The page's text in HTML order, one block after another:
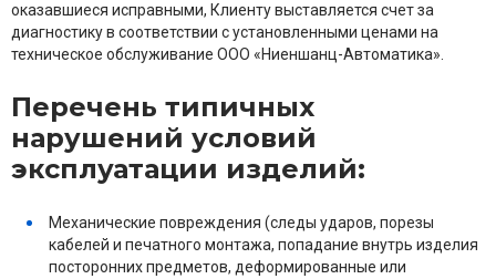
оказавшиеся исправными, Клиенту выставляется счет за
диагностику в соответствии с установленными ценами на
техническое обслуживание ООО «Ниеншанц-Автоматика».
Перечень типичных
нарушений условий
эксплуатации изделий:
Механические повреждения (следы ударов, порезы
кабелей и печатного монтажа, попадание внутрь изделия
посторонних предметов, деформированные или